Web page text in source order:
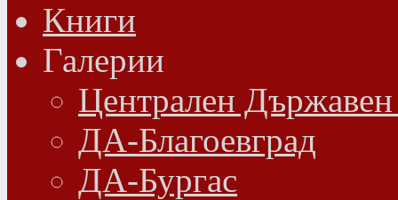
Книги
Галерии
Централен
ДА-Благоевград
ДА-Бургас